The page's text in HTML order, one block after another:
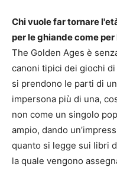
Chi vuole far tornare
per le ghiande come
The Golden Ages è
canoni tipici dei giochi
si prendono le parti di
impersona più di una,
non come un singolo
ampio, dando
quanto si legge sui libri
la quale vengono